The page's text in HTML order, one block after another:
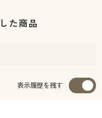
た商品
表示履歴を残す